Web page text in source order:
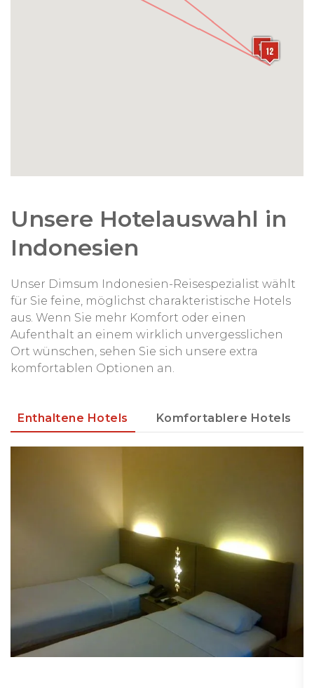
Anpassungen der Route und der Anzahl der Tage
sind selbstverständlich möglich. Wir gestalten Ihre
persönlich 100% maßgeschneidert!
Unsere Hotelauswahl in
Indonesien
Unser Dimsum Indonesien-Reisespezialist wählt
für Sie feine, möglichst charakteristische Hotels
aus. Wenn Sie mehr Komfort oder einen
Aufenthalt an einem wirklich unvergesslichen
Ort wünschen, sehen Sie sich unsere extra
komfortablen Optionen an.
Enthaltene Hotels Komfortablere Hotels